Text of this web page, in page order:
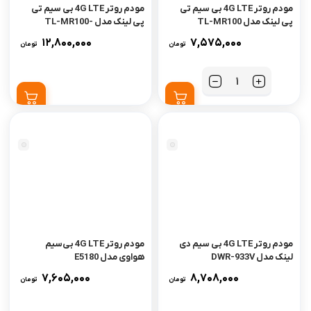
مودم روتر 4G LTE بی سیم تی
پی لینک مدل TL-MR100
7,575,000 تومان
تعداد
مودم روتر 4G LTE بی سیم تی
پی لینک مدل TL-MR100-
12,800,000 تومان
مودم روتر 4G LTE بی سیم دی
لینک مدل DWR-933V
8,708,000 تومان
مودم روتر 4G LTE بی‌سیم
هواوی مدل E5180
7,605,000 تومان